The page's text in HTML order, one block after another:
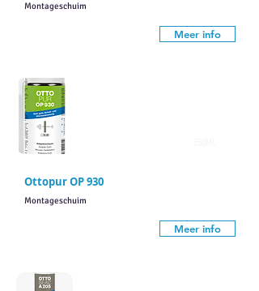
Montageschuim
Meer info
Ottopur OP 930
Montageschuim
Meer info